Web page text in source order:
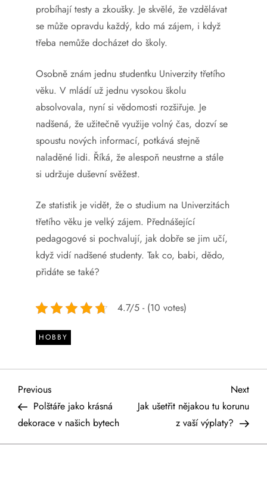
probíhají testy a zkoušky. Je skvělé, že vzdělávat
se může opravdu každý, kdo má zájem, i když
třeba nemůže docházet do školy.
Osobně znám jednu studentku Univerzity třetího
věku. V mládí už jednu vysokou školu
absolvovala, nyní si vědomosti rozšiřuje. Je
nadšená, že užitečně využije volný čas, dozví se
spoustu nových informací, potkává stejně
naladěné lidi. Říká, že alespoň neustrne a stále
si udržuje duševní svěžest.
Ze statistik je vidět, že o studium na Univerzitách
třetího věku je velký zájem. Přednášející
pedagogové si pochvalují, jak dobře se jim učí,
když vidí nadšené studenty. Tak co, babi, dědo,
přidáte se také?
4.7/5 - (10 votes)
HOBBY
N
a
v
Previous
Post
Previous
Polštáře jako krásná
dekorace v našich bytech
Next
Post
Next
Jak ušetřit nějakou tu korunu
z vaší výplaty?